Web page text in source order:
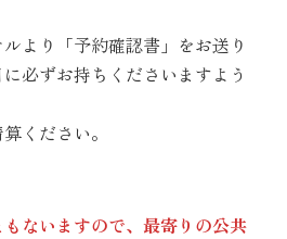
より「予約確認書」をお送り
必ずお持ちくださいますよう
ください。
ないますので、最寄りの公共